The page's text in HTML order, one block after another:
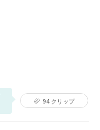
94クリップ